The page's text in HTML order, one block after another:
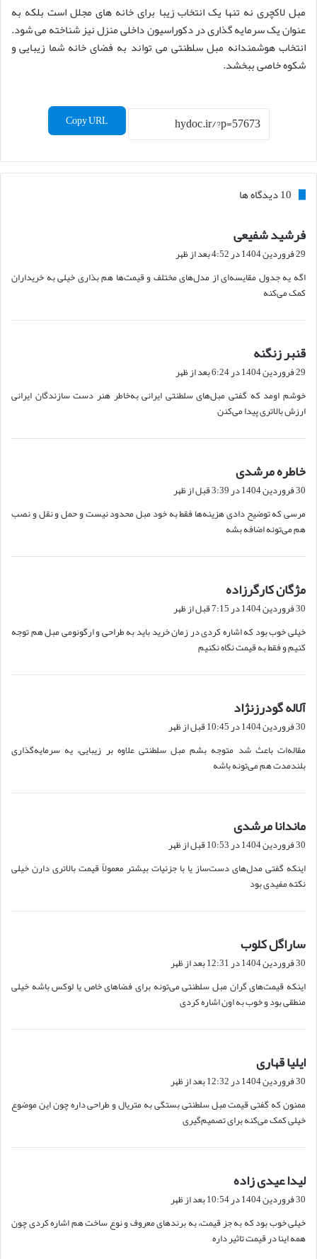
مبل لاکچری نه تنها یک انتخاب زیبا برای خانه های مجلل است بلکه به
عنوان یک سرمایه گذاری در دکوراسیون داخلی منزل نیز شناخته می شود.
انتخاب هوشمندانه مبل سلطنتی می تواند به فضای خانه شما زیبایی و
شکوه خاصی ببخشد.
Copy URL
‫10 دیدگاه ها
فرشید شفیعی
ت
:
29 فروردین 1404 در 4:52 بعد از ظهر
اگه یه جدول مقایسه‌ای از مدل‌های مختلف و قیمت‌ها هم بذاری خیلی به خریداران
کمک می‌کنه
قنبر زنگنهف
:
29 فروردین 1404 در 6:24 بعد از ظهر
خوشم اومد که گفتی مبل‌های سلطنتی ایرانی به‌خاطر هنر دست سازندگان ایرانی
ارزش بالاتری پیدا می‌کنن
خاطره مرشدی
ت
:
30 فروردین 1404 در 3:39 قبل از ظهر
مرسی که توضیح دادی هزینه‌ها فقط به خود مبل محدود نیست و حمل و نقل و نصب
هم می‌تونه اضافه بشه
مژگان کارگرزادهف
:
30 فروردین 1404 در 7:15 قبل از ظهر
خیلی خوب بود که اشاره کردی در زمان خرید باید به طراحی و ارگونومی مبل هم توجه
کنیم و فقط به قیمت نگاه نکنیم
آلاله گودرزنژاد
ت
:
30 فروردین 1404 در 10:45 قبل از ظهر
مقاله‌ات باعث شد متوجه بشم مبل سلطنتی علاوه بر زیبایی، یه سرمایه‌گذاری
بلندمدت هم می‌تونه باشه
ماندانا مرشدی
ت
:
30 فروردین 1404 در 10:53 قبل از ظهر
اینکه گفتی مدل‌های دست‌ساز یا با جزئیات بیشتر معمولاً قیمت بالاتری دارن خیلی
نکته مفیدی بود
ساراگل کلوب
ت
:
30 فروردین 1404 در 12:31 بعد از ظهر
اینکه قیمت‌های گران مبل سلطنتی می‌تونه برای فضاهای خاص یا لوکس باشه خیلی
منطقی بود و خوب به اون اشاره کردی
ایلیا قهاریف
:
30 فروردین 1404 در 12:32 بعد از ظهر
ممنون که گفتی قیمت مبل سلطنتی بستگی به متریال و طراحی داره چون این موضوع
خیلی کمک می‌کنه برای تصمیم‌گیری
لیدا عیدی زاده
ت
:
30 فروردین 1404 در 10:54 بعد از ظهر
خیلی خوب بود که به جز قیمت، به برندهای معروف و نوع ساخت هم اشاره کردی چون
همه اینا در قیمت تاثیر داره